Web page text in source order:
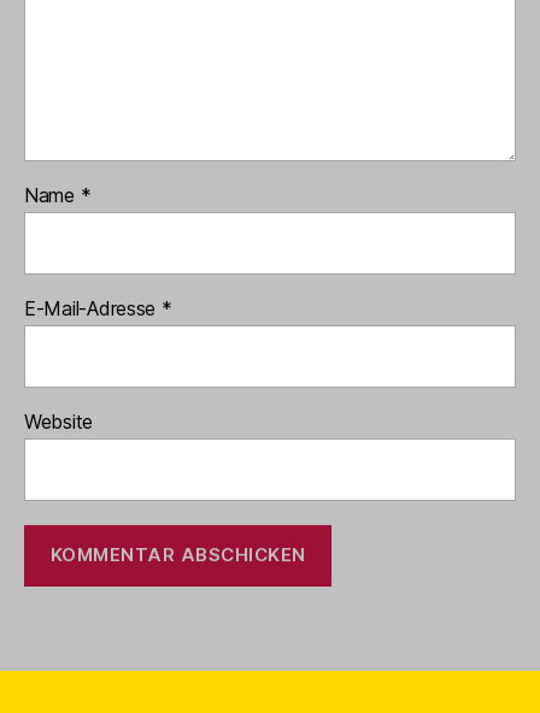
Name *
E-Mail-Adresse *
Website